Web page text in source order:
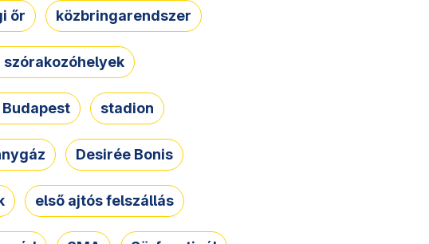
őr közbringarendszer
szórakozóhelyek
Budapest stadion
Desirée Bonis
első ajtós felszállás